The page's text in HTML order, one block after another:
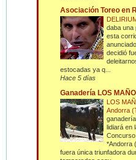
Asociación Toreo en
daba una
esta
decidió
estocadas ya q...
Hace 5 días
Ganadería LOS
LOS
Andorra
lidiará en
*Andorra
fuera única triunfadora